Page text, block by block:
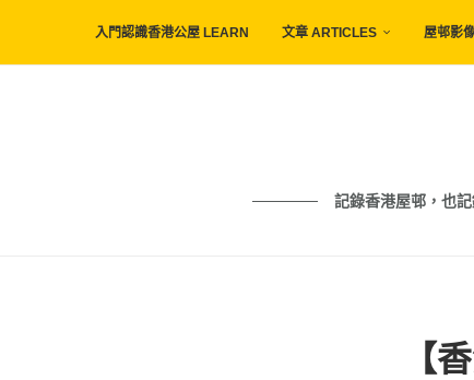
入門認識香港公屋 LEARN 文章 ARTICLES 屋邨影
記錄香港屋邨，也
【